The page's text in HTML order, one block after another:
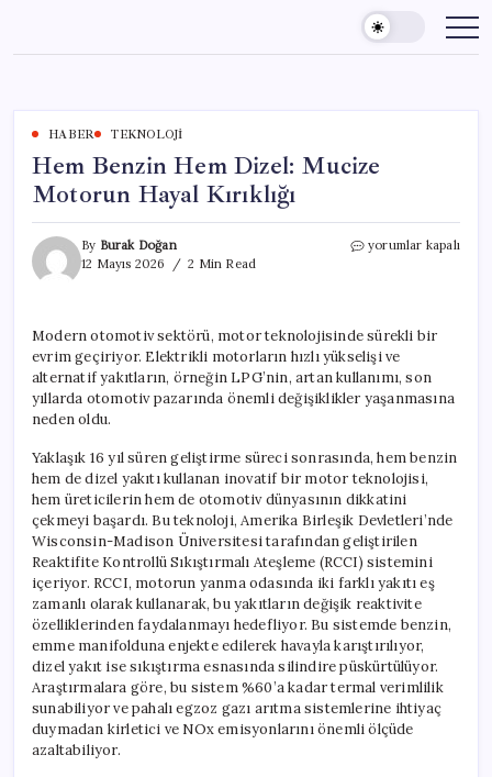
content
HABER TEKNOLOJI
Hem Benzin Hem Dizel: Mucize
Motorun Hayal Kırıklığı
By Burak Doğan
12 Mayıs 2026
2 Min Read
Hem
Motorun
Hayal
Kırıklığı
için
yorumlar kapalı
Modern otomotiv sektörü, motor teknolojisinde sürekli bir
evrim geçiriyor. Elektrikli motorların hızlı yükselişi ve
alternatif yakıtların, örneğin LPG’nin, artan kullanımı, son
yıllarda otomotiv pazarında önemli değişiklikler yaşanmasına
neden oldu.
Yaklaşık 16 yıl süren geliştirme süreci sonrasında, hem benzin
hem de dizel yakıtı kullanan inovatif bir motor teknolojisi,
hem üreticilerin hem de otomotiv dünyasının dikkatini
çekmeyi başardı. Bu teknoloji, Amerika Birleşik Devletleri’nde
Wisconsin-Madison Üniversitesi tarafından geliştirilen
Reaktifite Kontrollü Sıkıştırmalı Ateşleme (RCCI) sistemini
içeriyor. RCCI, motorun yanma odasında iki farklı yakıtı eş
zamanlı olarak kullanarak, bu yakıtların değişik reaktivite
özelliklerinden faydalanmayı hedefliyor. Bu sistemde benzin,
emme manifolduna enjekte edilerek havayla karıştırılıyor,
dizel yakıt ise sıkıştırma esnasında silindire püskürtülüyor.
Araştırmalara göre, bu sistem %60’a kadar termal verimlilik
sunabiliyor ve pahalı egzoz gazı arıtma sistemlerine ihtiyaç
duymadan kirletici ve NOx emisyonlarını önemli ölçüde
azaltabiliyor.